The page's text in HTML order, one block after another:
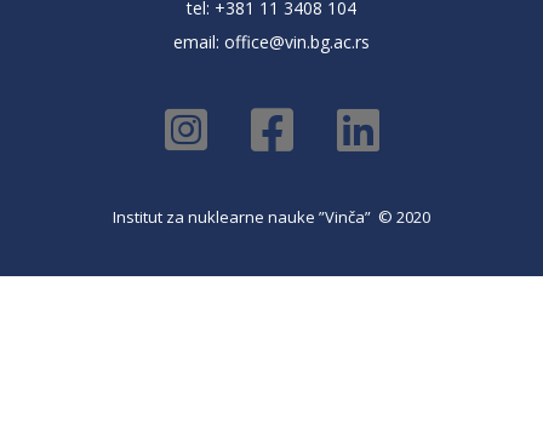
tel: +381 11 3408 104
email: office@vin.bg.ac.rs
Institut za nuklearne nauke ”Vinča” © 2020